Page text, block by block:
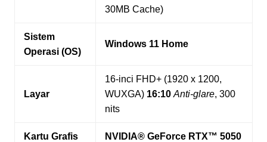
30MB Cache)
Sistem
Operasi (OS)
Windows 11 Home
Layar
16-inci FHD+ (1920 x 1200,
WUXGA) 16:10 Anti-glare, 300
nits
Kartu Grafis
NVIDIA® GeForce RTX™ 5050